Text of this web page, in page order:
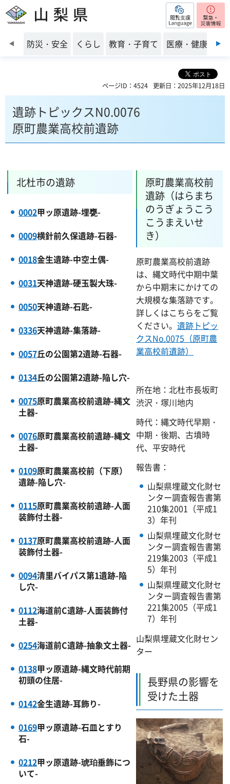
山梨県 閲覧支援
前のスライドを表示
防災・安全 くらし 教育・子育て 医療・健康・福
ページID：4524 更新日：2025年12月18日
遺跡トピックスN0.0076
原町農業高校前遺跡
北杜市の遺跡
0002甲ッ原遺跡-埋甕-
0009横針前久保遺跡-石器-
0018金生遺跡-中空土偶-
0031天神遺跡-硬玉製大珠-
0050天神遺跡-石匙-
0336天神遺跡-集落跡-
0057丘の公園第2遺跡-石器-
0134丘の公園第2遺跡-陥し穴-
0075原町農業高校前遺跡-縄文
土器-
0076原町農業高校前遺跡-縄文
土器-
0109原町農業高校前（下原）
遺跡-陥し穴-
0115原町農業高校前遺跡-人面
装飾付土器-
0137原町農業高校前遺跡-人面
装飾付土器-
0094清里バイパス第1遺跡-陥
し穴-
0112海道前C遺跡-人面装飾付
土器-
0254海道前C遺跡-抽象文土器-
0138甲ッ原遺跡-縄文時代前期
初頭の住居-
0142金生遺跡-耳飾り-
0169甲ッ原遺跡-石皿とすり
石-
0212甲ッ原遺跡-琥珀垂飾につ
いて-
原町農業高校前
遺跡（はらまち
のうぎょうこう
こうまえいせ
き）
原町農業高校前遺跡
は、縄文時代中期中葉
から中期末にかけての
大規模な集落跡です。
詳しくはこちらをご覧
ください。 遺跡トピッ
クスNo.0075（原町農
業高校前遺跡）
所在地：北杜市長坂町
渋沢・塚川地内
時代：縄文時代早期・
中期・後期、古墳時
代、平安時代
報告書：
山梨県埋蔵文化財セ
ンター調査報告書第
210集2001（平成1
3）年刊
山梨県埋蔵文化財セ
ンター調査報告書第
219集2003（平成1
5）年刊
山梨県埋蔵文化財セ
ンター調査報告書第
221集2005（平成1
7）年刊
山梨県埋蔵文化財セン
ター
長野県の影響を
受けた土器